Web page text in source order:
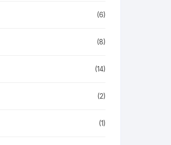
(6)
(8)
(14)
(2)
(1)